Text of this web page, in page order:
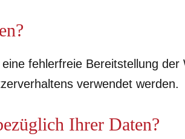
fehlerfreie Bereitstellung
verwendet werden.
Ihrer Daten?